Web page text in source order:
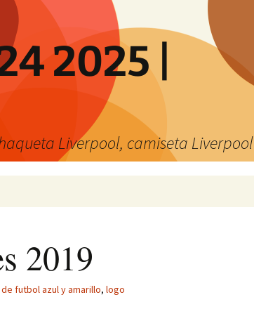
2025 |
Liverpool, camiseta Liverpool
2019
futbol azul y amarillo, logo